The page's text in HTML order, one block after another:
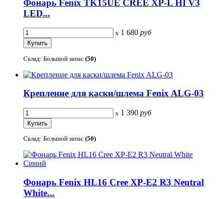
Фонарь Fenix TK15UE CREE XP-L HI V3
LED...
x 1 680 руб
Склад: Большой запас (50)
Крепление для каски/шлема Fenix ALG-03
x 1 390 руб
Склад: Большой запас (50)
Фонарь Fenix HL16 Cree XP-E2 R3 Neutral
White...